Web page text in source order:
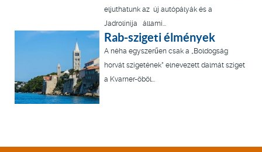
eljuthatunk az új autópályák és a
Jadrolinija állami...
Rab-szigeti élmények
A néha egyszerűen csak a „Boldogság
horvát szigetének” elnevezett dalmát sziget
a Kvarner-öböl...